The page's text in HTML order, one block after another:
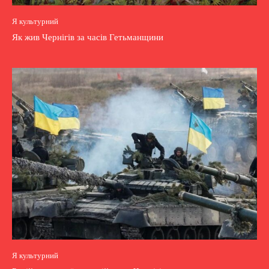
Я культурний
Як жив Чернігів за часів Гетьманщини
Я культурний